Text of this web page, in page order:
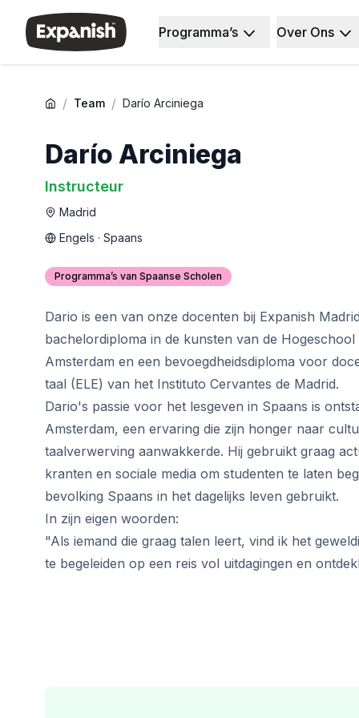
Spaanse Scholen
Spaanse school in Barcelona
Langdurige cursussen
Madrid
Spaanse school Madrid
Groepslessen Spaans
Avondgroepscursus
Langdurige cursussen
50+ Programma
Examenvoorbereiding DELE
Examenvoorbereiding SIELE
Privélessen
Málaga
Spaanse school in Malaga
Groepslessen Spaans
Avondgroepscursus
Langdurige cursussen
50+ Programma
Examenvoorbereiding DELE
Programma’s
Wie wij zijn
Onze impact
Lesmethoden
Getuigenissen
Onze studiecentra
Partners
Over Ons
/ Team / Darío Arciniega
Darío Arciniega
Instructeur
Madrid
Engels · Spaans
Programma’s van Spaanse Scholen
Dario is een van onze docenten bij Expanish
bachelordiploma in de kunsten van de
Amsterdam en een bevoegdheidsdiploma voor
taal (ELE) van het Instituto Cervantes de Madrid.
Dario's passie voor het lesgeven in Spaans is
Amsterdam, een ervaring die zijn honger naar
taalverwerving aanwakkerde. Hij gebruikt graag
kranten en sociale media om studenten te laten
bevolking Spaans in het dagelijks leven gebruikt.
In zijn eigen woorden:
"Als iemand die graag talen leert, vind ik het
te begeleiden op een reis vol uitdagingen en